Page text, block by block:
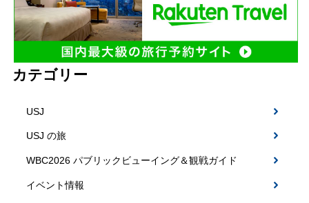
カテゴリー
USJ
USJ の旅
WBC2026 パブリックビューイング＆観戦ガイド
イベント情報